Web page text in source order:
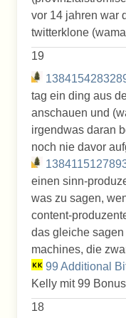
vor 14 jahren war
twitterklone
19
tag ein ding aus
anschauen und
irgendwas daran
noch nie davor
einen sinn-
was zu sagen,
content-
das gleiche
machines, die
99 Additional
Kelly mit 99
18